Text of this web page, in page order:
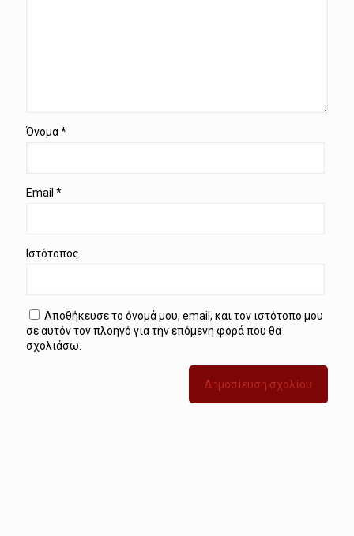
Όνομα*
Email *
Ιστότοπος
Αποθήκευσε το όνομά μου, email, και τον ιστότοπο μου
σε αυτόν τον πλοηγό για την επόμενη φορά που θα
σχολιάσω.